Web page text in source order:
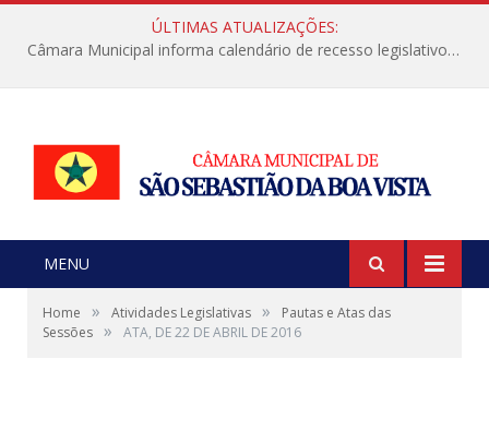
ÚLTIMAS ATUALIZAÇÕES:
Câmara Municipal informa calendário de recesso legislativo de julho
MENU
Home » Atividades Legislativas »
Pautas e Atas das
Sessões » ATA, DE 22 DE ABRIL DE 2016